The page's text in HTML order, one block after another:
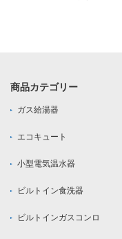
商品カテゴリー
ガス給湯器
エコキュート
小型電気温水器
ビルトイン食洗器
ビルトインガスコンロ